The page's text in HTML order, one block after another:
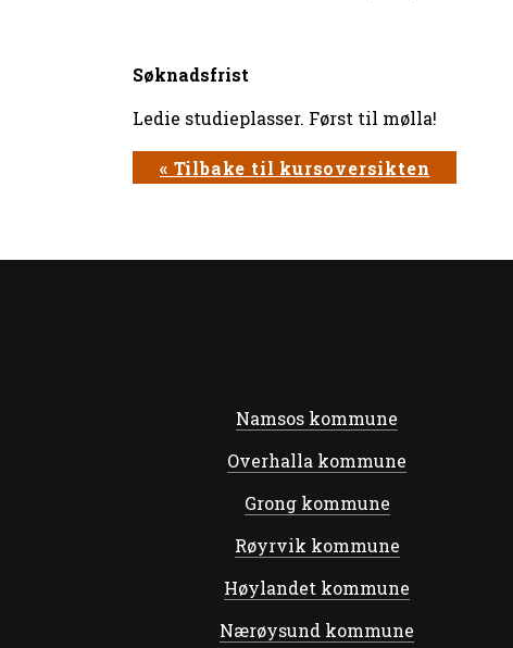
Søknadsfrist
Ledie studieplasser. Først til mølla!
« Tilbake til kursoversikten
Namsos kommune
Overhalla kommune
Grong kommune
Røyrvik kommune
Høylandet kommune
Nærøysund kommune